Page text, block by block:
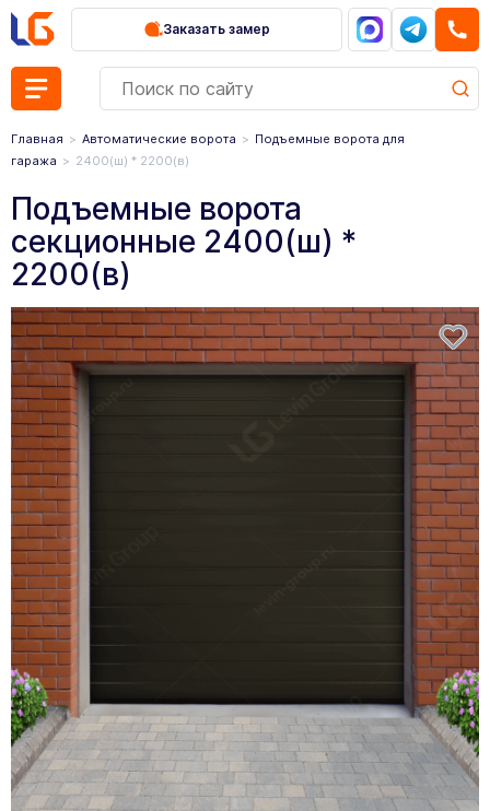
Заказать замер
Главная Автоматические ворота
Подъемные ворота для
гаража
2400(ш) * 2200(в)
Подъемные ворота
секционные 2400(ш) *
2200(в)